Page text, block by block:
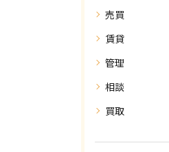
売買
賃貸
管理
相談
買取